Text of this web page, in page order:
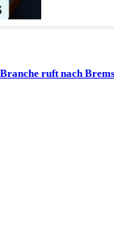
ruft nach